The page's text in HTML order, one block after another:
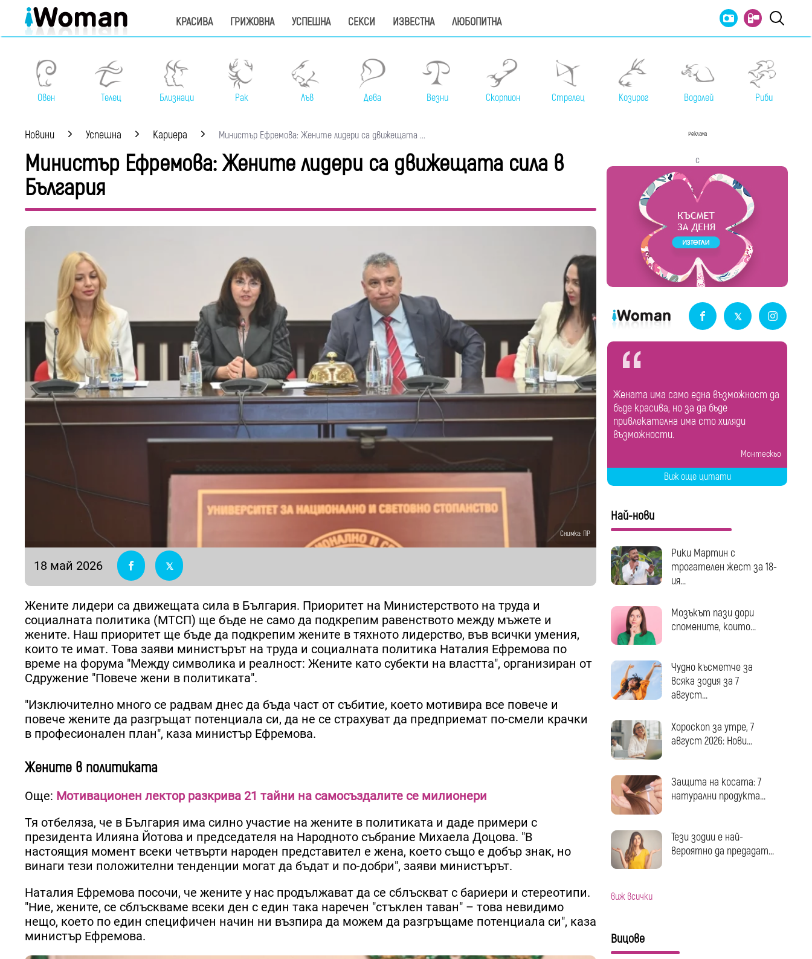
КРАСИВА ГРИЖОВНА УСПЕШНА СЕКСИ ИЗВЕСТНА ЛЮБОПИТНА
Овен Телец Близнаци Рак Лъв Дева Везни Скорпион Стрелец Козирог Водолей Риби
Новини Успешна Кариера Министър Ефремова: Жените лидери са движещата ...
Министър Ефремова: Жените лидери са движещата сила в
България
Снимка: ПР
18 май 2026
Жените лидери са движещата сила в България. Приоритет на Министерството на труда и
социалната политика (МТСП) ще бъде не само да подкрепим равенството между мъжете и
жените. Наш приоритет ще бъде да подкрепим жените в тяхното лидерство, във всички умения,
които те имат. Това заяви министърът на труда и социалната политика Наталия Ефремова по
време на форума "Между символика и реалност: Жените като субекти на властта", организиран от
Сдружение "Повече жени в политиката".
"Изключително много се радвам днес да бъда част от събитие, което мотивира все повече и
повече жените да разгръщат потенциала си, да не се страхуват да предприемат по-смели крачки
в професионален план", каза министър Ефремова.
Жените в политиката
Още: Мотивационен лектор разкрива 21 тайни на самосъздалите се милионери
Тя отбеляза, че в България има силно участие на жените в политиката и даде примери с
президента Илияна Йотова и председателя на Народното събрание Михаела Доцова. "В
настоящия момент всеки четвърти народен представител е жена, което също е добър знак, но
винаги тези положителни тенденции могат да бъдат и по-добри", заяви министърът.
Наталия Ефремова посочи, че жените у нас продължават да се сблъскват с бариери и стереотипи.
"Ние, жените, се сблъскваме всеки ден с един така наречен "стъклен таван" – това невидимо
нещо, което по един специфичен начин ни възпира да можем да разгръщаме потенциала си", каза
министър Ефремова.
Реклама
с
Жената има само една възможност да
бъде красива, но за да бъде
привлекателна има сто хиляди
възможности.
Монтескьо
Виж още цитати
Най-нови
Рики Мартин с
трогателен жест за 18-
ия...
Мозъкът пази дори
спомените, които...
Чудно късметче за
всяка зодия за 7
август...
Хороскоп за утре, 7
август 2026: Нови...
Защита на косата: 7
натурални продукта...
Тези зодии е най-
вероятно да предадат...
виж всички
Вицове